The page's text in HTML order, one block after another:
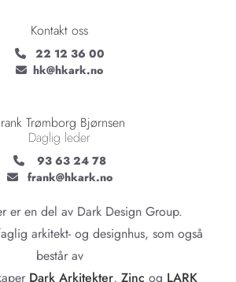
Kontakt oss
 22 12 36 00
 hk@hkark.no
Trømborg Bjørnsen
Daglig leder
 93 63 24 78
 frank@hkark.no
er en del av Dark Design Group.
arkitekt- og designhus, som også
består av
Dark Arkitekter,Zinc og LARK